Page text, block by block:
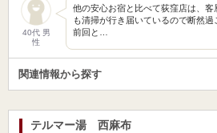
40代 男
性
他の安心お宿と比べて荻窪店は、
も清掃が行き届いているので断然
前回と…
関連情報から探す
テルマー湯 西麻布